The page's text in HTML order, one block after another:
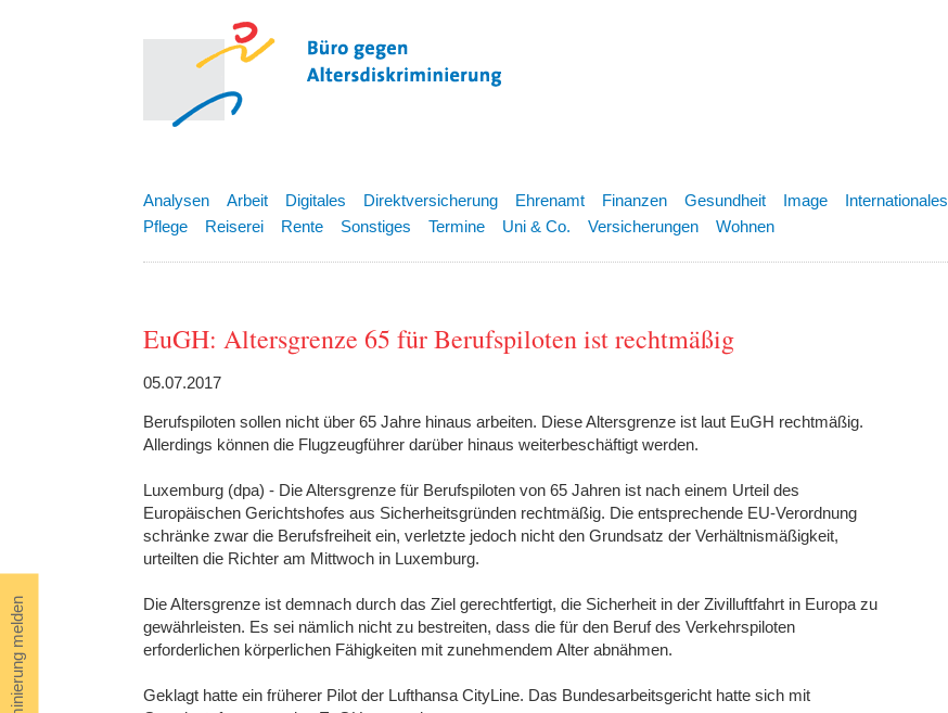
Diskriminierung melden
Analysen Arbeit Digitales Direktversicherung Ehrenamt Finanzen Gesundheit Image Internationales
Pflege
Reiserei Rente Sonstiges Termine Uni & Co. Versicherungen Wohnen
EuGH: Altersgrenze 65 für Berufspiloten ist rechtmäßig
05.07.2017
Berufspiloten sollen nicht über 65 Jahre hinaus arbeiten. Diese Altersgrenze ist laut EuGH rechtmäßig.
Allerdings können die Flugzeugführer darüber hinaus weiterbeschäftigt werden.
Luxemburg (dpa) - Die Altersgrenze für Berufspiloten von 65 Jahren ist nach einem Urteil des
Europäischen Gerichtshofes aus Sicherheitsgründen rechtmäßig. Die entsprechende EU-Verordnung
schränke zwar die Berufsfreiheit ein, verletzte jedoch nicht den Grundsatz der Verhältnismäßigkeit,
urteilten die Richter am Mittwoch in Luxemburg.
Die Altersgrenze ist demnach durch das Ziel gerechtfertigt, die Sicherheit in der Zivilluftfahrt in Europa zu
gewährleisten. Es sei nämlich nicht zu bestreiten, dass die für den Beruf des Verkehrspiloten
erforderlichen körperlichen Fähigkeiten mit zunehmendem Alter abnähmen.
Geklagt hatte ein früherer Pilot der Lufthansa CityLine. Das Bundesarbeitsgericht hatte sich mit